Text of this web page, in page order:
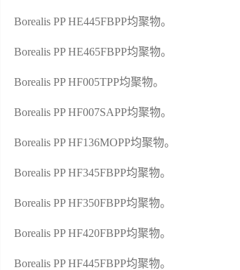
Borealis PP HE445FBPP均聚物。
Borealis PP HE465FBPP均聚物。
Borealis PP HF005TPP均聚物。
Borealis PP HF007SAPP均聚物。
Borealis PP HF136MOPP均聚物。
Borealis PP HF345FBPP均聚物。
Borealis PP HF350FBPP均聚物。
Borealis PP HF420FBPP均聚物。
Borealis PP HF445FBPP均聚物。